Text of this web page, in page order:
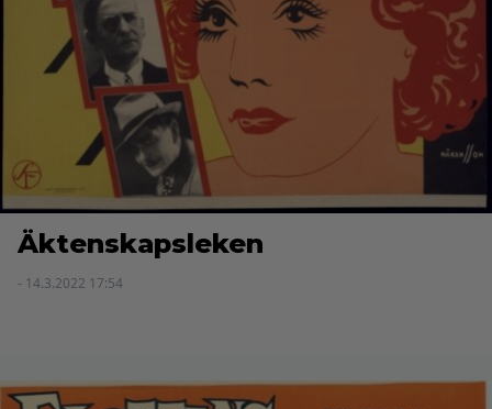
Äktenskapsleken
- 14.3.2022 17:54